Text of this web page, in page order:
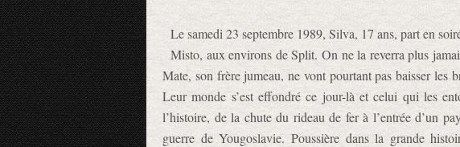
Le samedi 23 septembre 1989, Silva, 17 ans, part en
Misto, aux environs de Split. On ne la reverra plus
Mate, son frère jumeau, ne vont pourtant pas baisser les
Leur monde s’est effondré ce jour-là et celui qui les
l’histoire, de la chute du rideau de fer à l’entrée d’un
guerre de Yougoslavie. Poussière dans la grande